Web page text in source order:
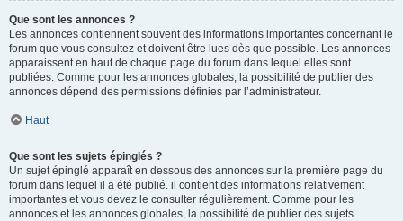
Que sont les annonces ?
Les annonces contiennent souvent des informations importantes concernant le
forum que vous consultez et doivent être lues dès que possible. Les annonces
apparaissent en haut de chaque page du forum dans lequel elles sont
publiées. Comme pour les annonces globales, la possibilité de publier des
annonces dépend des permissions définies par l’administrateur.
Haut
Que sont les sujets épinglés ?
Un sujet épinglé apparaît en dessous des annonces sur la première page du
forum dans lequel il a été publié. il contient des informations relativement
importantes et vous devez le consulter régulièrement. Comme pour les
annonces et les annonces globales, la possibilité de publier des sujets